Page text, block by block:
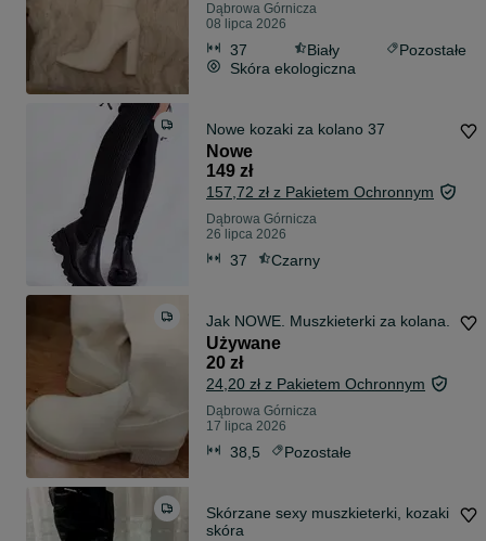
Dąbrowa Górnicza
08 lipca 2026
37 Biały
Pozostałe
Skóra ekologiczna
Nowe kozaki za kolano 37
Nowe
149 zł
157,72 zł z Pakietem Ochronnym
Dąbrowa Górnicza
26 lipca 2026
37 Czarny
Jak NOWE. Muszkieterki za kolana.
Używane
20 zł
24,20 zł z Pakietem Ochronnym
Dąbrowa Górnicza
17 lipca 2026
38,5 Pozostałe
Skórzane sexy muszkieterki, kozaki
skóra